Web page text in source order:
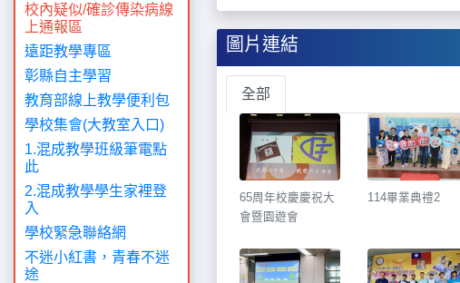
校內疑似/確診傳染病線
上通報區
遠距教學專區
彰縣自主學習
教育部線上教學便利包
學校集會(大教室入口)
1.混成教學班級筆電點
此
2.混成教學學生家裡登
入
學校緊急聯絡網
不迷小紅書，青春不迷
途
圖片連結
全部
65周年校慶慶祝大
會暨園遊會
114畢業典禮2